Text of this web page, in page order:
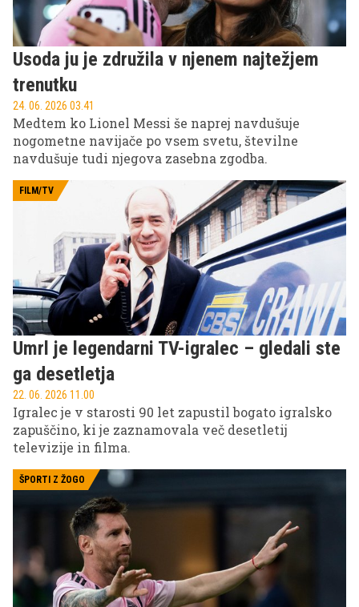
Usoda ju je združila v njenem najtežjem
trenutku
24. 06. 2026 03.41
Medtem ko Lionel Messi še naprej navdušuje
nogometne navijače po vsem svetu, številne
navdušuje tudi njegova zasebna zgodba.
FILM/TV
Umrl je legendarni TV-igralec – gledali ste
ga desetletja
22. 06. 2026 11.00
Igralec je v starosti 90 let zapustil bogato igralsko
zapuščino, ki je zaznamovala več desetletij
televizije in filma.
ŠPORTI Z ŽOGO